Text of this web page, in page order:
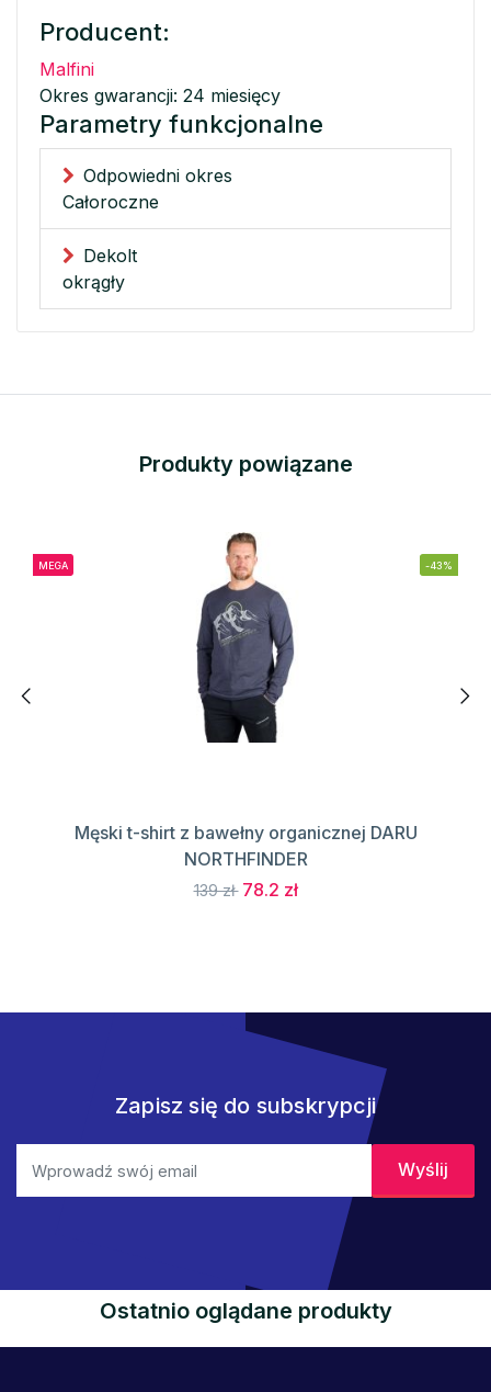
Producent:
Malfini
Okres gwarancji: 24 miesięcy
Parametry funkcjonalne
Odpowiedni okres
Całoroczne
Dekolt
okrągły
Produkty powiązane
MEGA -43%
Męski t-shirt z bawełny organicznej DARU
NORTHFINDER
139 zł 78.2 zł
Zapisz się do subskrypcji
Ostatnio oglądane produkty